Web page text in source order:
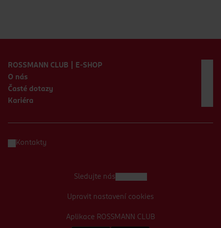
ROSSMANN CLUB | E-SHOP
O nás
Časté dotazy
Kariéra
Kontakty
Aplikace ROSSMANN CLUB
Sledujte nás
Upravit nastavení cookies